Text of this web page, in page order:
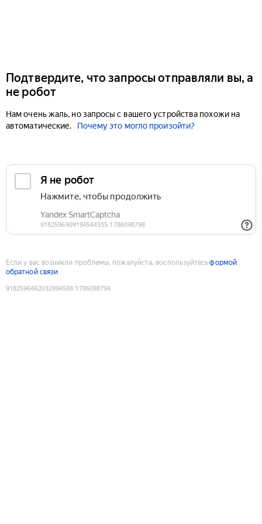
Подтвердите, что запросы отправляли вы, а
не робот
Нам очень жаль, но запросы с вашего устройства похожи на
автоматические.
Почему это могло произойти?
Если у вас возникли проблемы, пожалуйста, воспользуйтесьформой
обратной связи
9182596662032994588:1786098794